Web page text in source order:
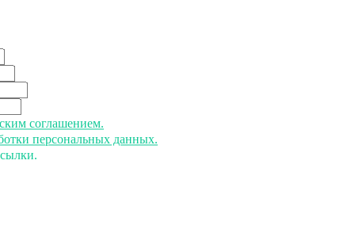
соглашением.
персональных данных.